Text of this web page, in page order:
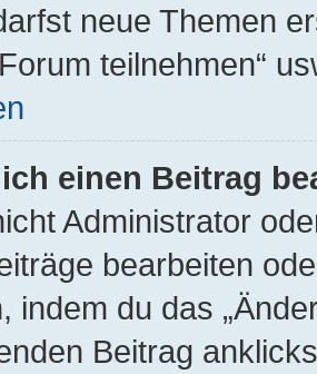
neue Themen
teilnehmen“
einen Beitrag
Administrator
bearbeiten
indem du das
Beitrag